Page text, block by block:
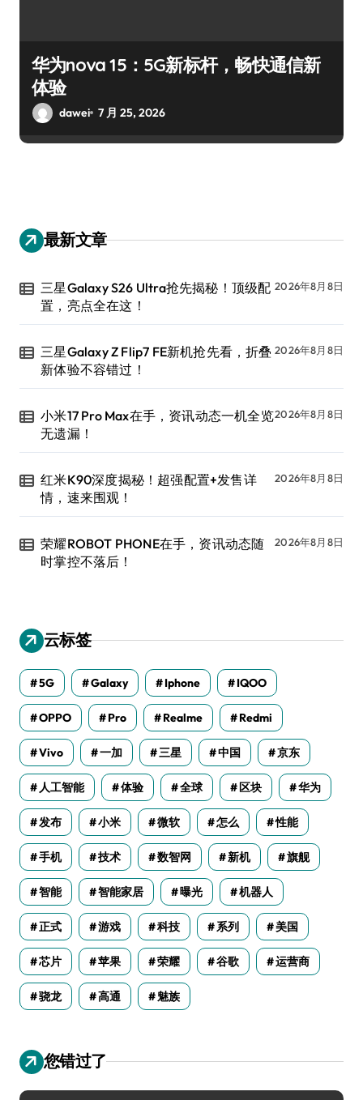
华为nova 15：5G新标杆，畅快通信新
体验
dawei 7 月 25, 2026
最新文章
三星Galaxy S26 Ultra抢先揭秘！顶级配
置，亮点全在这！
2026年8月8日
三星Galaxy Z Flip7 FE新机抢先看，折叠
新体验不容错过！
2026年8月8日
小米17 Pro Max在手，资讯动态一机全览
无遗漏！
2026年8月8日
红米K90深度揭秘！超强配置+发售详
情，速来围观！
2026年8月8日
荣耀ROBOT PHONE在手，资讯动态随
时掌控不落后！
2026年8月8日
云标签
5G Galaxy Iphone IQOO
OPPO Pro Realme Redmi
Vivo 一加 三星 中国 京东
人工智能 体验 全球 区块 华为
发布 小米 微软 怎么 性能
手机 技术 数智网 新机 旗舰
智能 智能家居 曝光 机器人
正式 游戏 科技 系列 美国
芯片 苹果 荣耀 谷歌 运营商
骁龙 高通 魅族
您错过了